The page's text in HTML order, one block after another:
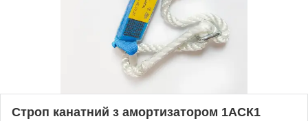
Строп канатний з амортизатором 1АСК1